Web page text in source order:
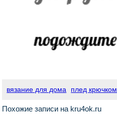
вязание для дома плед крючком
Похожие записи на kru4ok.ru